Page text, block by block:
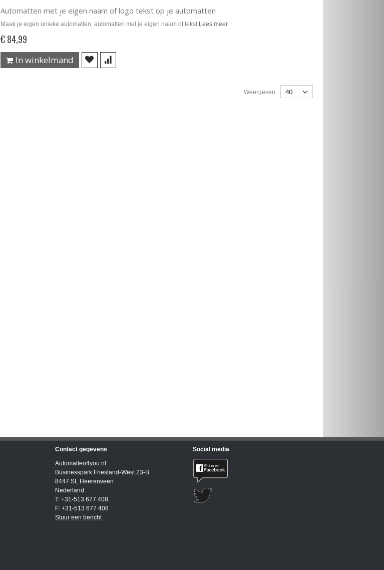
Automatten met je eigen naam of logo tekst op je automatten
Maak je eigen unieke automatten, automatten met je eigen naam of tekst Lees meer
€ 84,99
In winkelmand
Weergeven
Contact gegevens
Automatten4you.nl
Businesspark Friesland-West 23-B
8447 SL Heerenveen
Nederland
T: +31-513 677 408
F: +31-513 677 408
Stuur een bericht
Social media